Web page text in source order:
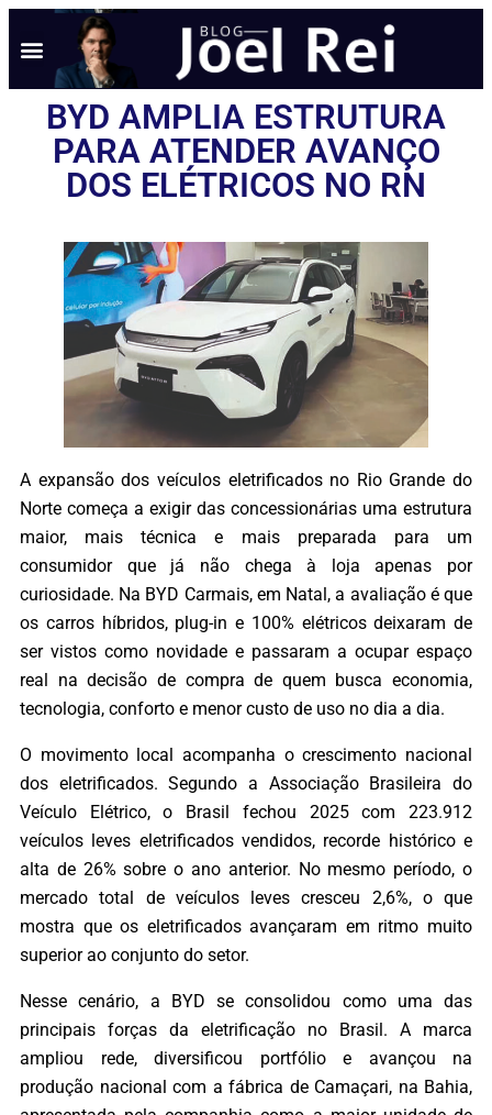
BYD AMPLIA ESTRUTURA
PARA ATENDER AVANÇO
DOS ELÉTRICOS NO RN
A expansão dos veículos eletrificados no Rio Grande do
Norte começa a exigir das concessionárias uma estrutura
maior, mais técnica e mais preparada para um
consumidor que já não chega à loja apenas por
curiosidade. Na BYD Carmais, em Natal, a avaliação é que
os carros híbridos, plug-in e 100% elétricos deixaram de
ser vistos como novidade e passaram a ocupar espaço
real na decisão de compra de quem busca economia,
tecnologia, conforto e menor custo de uso no dia a dia.
O movimento local acompanha o crescimento nacional
dos eletrificados. Segundo a Associação Brasileira do
Veículo Elétrico, o Brasil fechou 2025 com 223.912
veículos leves eletrificados vendidos, recorde histórico e
alta de 26% sobre o ano anterior. No mesmo período, o
mercado total de veículos leves cresceu 2,6%, o que
mostra que os eletrificados avançaram em ritmo muito
superior ao conjunto do setor.
Nesse cenário, a BYD se consolidou como uma das
principais forças da eletrificação no Brasil. A marca
ampliou rede, diversificou portfólio e avançou na
produção nacional com a fábrica de Camaçari, na Bahia,